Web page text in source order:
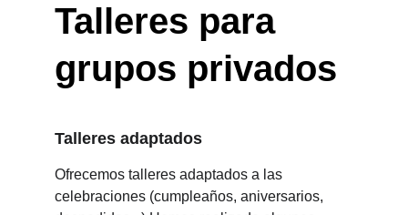
Talleres para
grupos privados
Talleres adaptados
Ofrecemos talleres adaptados a las
celebraciones (cumpleaños, aniversarios,